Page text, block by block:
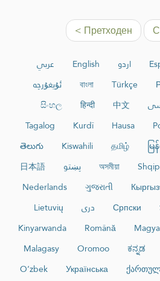
< Претходен
عربي English اردو
ئۇيغۇرچە
বাংলা Türkçe
සිංහල
हिन्दी 中文
Tagalog
Kurdî Hausa
తెలుగు
Kiswahili தமிழ் မြ
日本語
پښتو অসমীয়া Shqip
Nederlands
ગુજરાતી
Lietuvių
دری Српски
Kinyarwanda
Română
Malagasy
Oromoo ಕನ್ನಡ
O‘zbek
Українська